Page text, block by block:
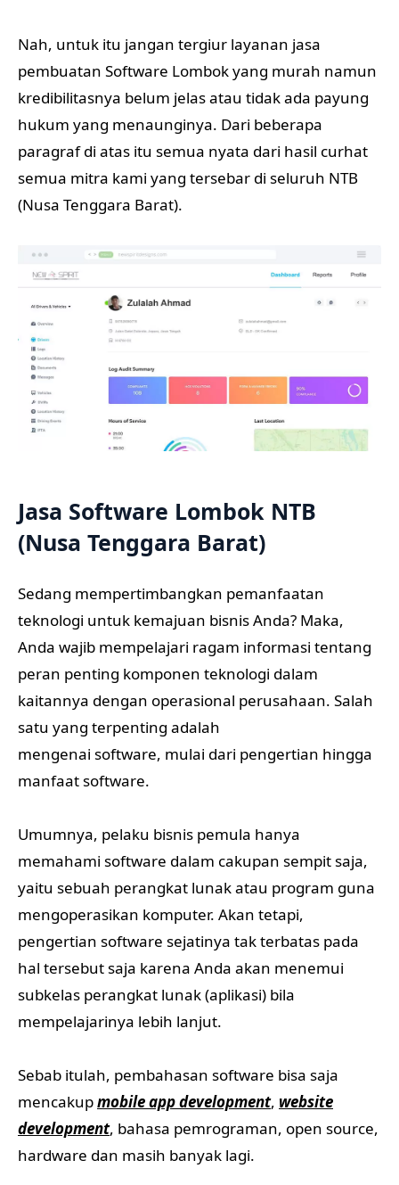
Nah, untuk itu jangan tergiur layanan jasa
pembuatan Software Lombok yang murah namun
kredibilitasnya belum jelas atau tidak ada payung
hukum yang menaunginya. Dari beberapa
paragraf di atas itu semua nyata dari hasil curhat
semua mitra kami yang tersebar di seluruh NTB
(Nusa Tenggara Barat).
Jasa Software Lombok NTB
(Nusa Tenggara Barat)
Sedang mempertimbangkan pemanfaatan
teknologi untuk kemajuan bisnis Anda? Maka,
Anda wajib mempelajari ragam informasi tentang
peran penting komponen teknologi dalam
kaitannya dengan operasional perusahaan. Salah
satu yang terpenting adalah
mengenai software, mulai dari pengertian hingga
manfaat software.
Umumnya, pelaku bisnis pemula hanya
memahami software dalam cakupan sempit saja,
yaitu sebuah perangkat lunak atau program guna
mengoperasikan komputer. Akan tetapi,
pengertian software sejatinya tak terbatas pada
hal tersebut saja karena Anda akan menemui
subkelas perangkat lunak (aplikasi) bila
mempelajarinya lebih lanjut.
Sebab itulah, pembahasan software bisa saja
mencakupmobile app development, website
development, bahasa pemrograman, open source,
hardware dan masih banyak lagi.